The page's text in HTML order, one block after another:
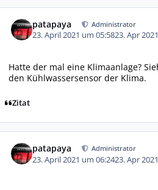
patapaya Administrator
23. April 2021 um 05:5823. Apr 2021
Hatte der mal eine Klimaanlage?
den Kühlwassersensor der Klima.
Zitat
patapaya Administrator
23. April 2021 um 06:2423. Apr 2021